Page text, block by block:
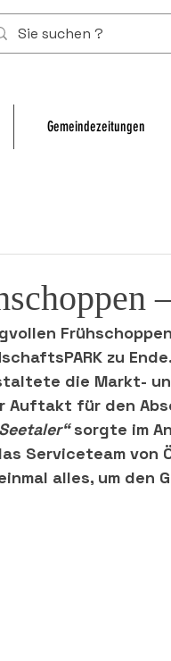
Gemeindezeitungen
zu
die Markt-
Auftakt für den
sorgte im
Serviceteam von
alles, um den